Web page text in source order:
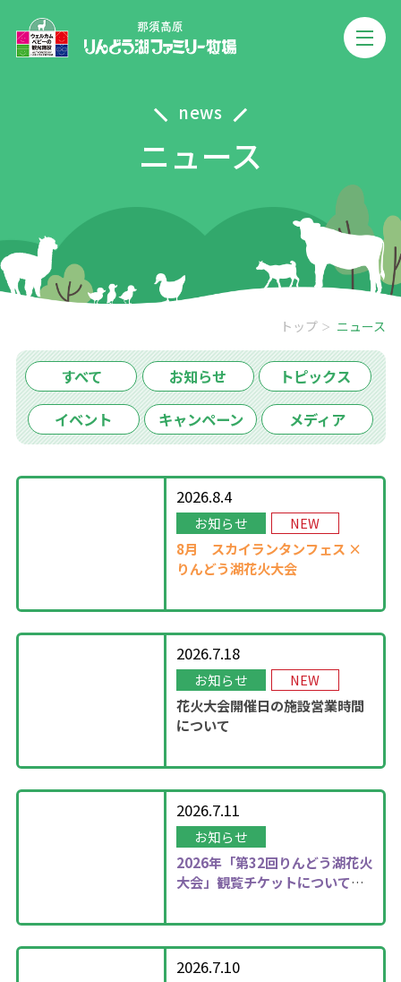
news
ニュース
トップ ニュース
すべて お知らせ トピックス
イベント キャンペーン メディア
2026.8.4
お知らせ NEW
8月 スカイランタンフェス ×
りんどう湖花火大会
2026.7.18
お知らせ NEW
花火大会開催日の施設営業時間
について
2026.7.11
お知らせ
2026年 「第32回りんどう湖花火
大会」観覧チケットについて更
2026.7.10